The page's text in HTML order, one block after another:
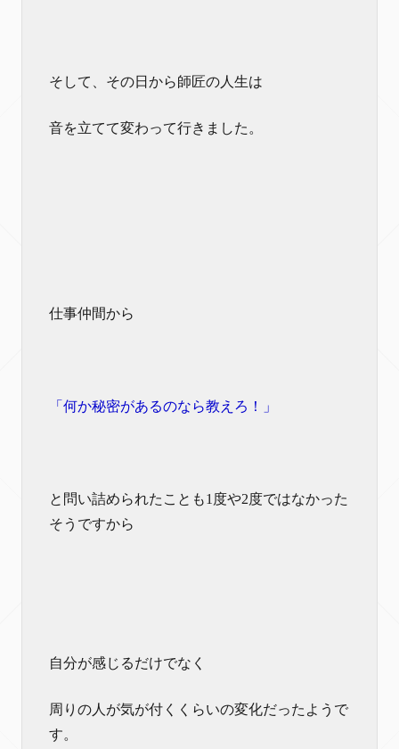
そして、その日から師匠の人生は
音を立てて変わって行きました。
仕事仲間から
「何か秘密があるのなら教えろ！」
と問い詰められたことも1度や2度ではなかった
そうですから
自分が感じるだけでなく
周りの人が気が付くくらいの変化だったようで
す。